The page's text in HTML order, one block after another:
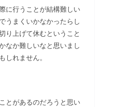
に行うことが結構難しい
うまくいかなかったらし
り上げて休むということ
なか難しいなと思いまし
れません。
とがあるのだろうと思い